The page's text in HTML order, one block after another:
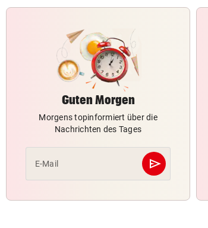
Guten Morgen
Morgens topinformiert über die
Nachrichten des Tages
E-Mail send
Abschicken